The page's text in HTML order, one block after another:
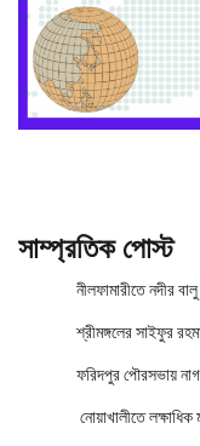
সাম্প্রতিক পোস্ট
নীলফামারীতে নদীর
শ্রীমঙ্গলের সাইফুর
ফরিদপুর পৌরসভায়
নোয়াখালীতে লক্ষাধিক